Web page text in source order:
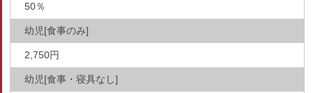
50％
幼児[食事のみ]
2,750円
幼児[食事・寝具なし]